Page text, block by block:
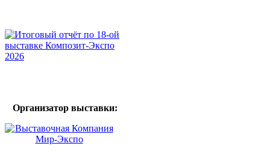
Организатор выставки: